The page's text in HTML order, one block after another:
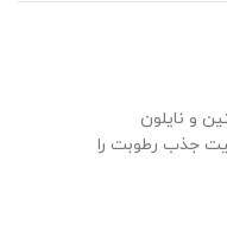
و نایلون
جذب رطوبت را